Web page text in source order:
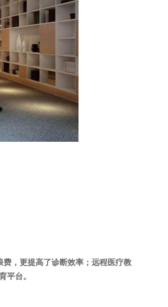
，更提高了诊断效率；远程医疗教
平台。